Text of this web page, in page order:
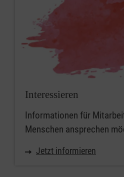
Interessieren
Informationen für
Menschen ansprechen
Jetzt informieren